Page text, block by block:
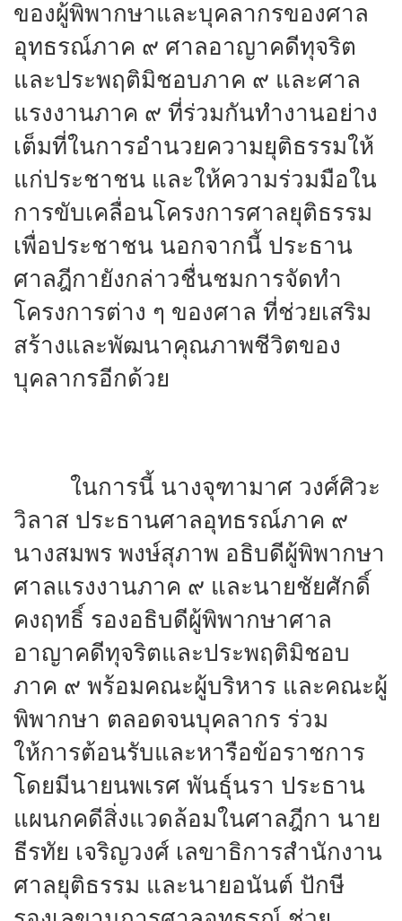
ของผู้พิพากษาและบุคลากรของศาล
อุทธรณ์ภาค ๙ ศาลอาญาคดีทุจริต
และประพฤติมิชอบภาค ๙ และศาล
แรงงานภาค ๙ ที่ร่วมกันทำงานอย่าง
เต็มที่ในการอำนวยความยุติธรรมให้
แก่ประชาชน และให้ความร่วมมือใน
การขับเคลื่อนโครงการศาลยุติธรรม
เพื่อประชาชน นอกจากนี้ ประธาน
ศาลฎีกายังกล่าวชื่นชมการจัดทำ
โครงการต่าง ๆ ของศาล ที่ช่วยเสริม
สร้างและพัฒนาคุณภาพชีวิตของ
บุคลากรอีกด้วย
ในการนี้ นางจุฑามาศ วงศ์ศิวะ
วิลาส ประธานศาลอุทธรณ์ภาค ๙
นางสมพร พงษ์สุภาพ อธิบดีผู้พิพากษา
ศาลแรงงานภาค ๙ และนายชัยศักดิ์
คงฤทธิ์ รองอธิบดีผู้พิพากษาศาล
อาญาคดีทุจริตและประพฤติมิชอบ
ภาค ๙ พร้อมคณะผู้บริหาร และคณะผู้
พิพากษา ตลอดจนบุคลากร ร่วม
ให้การต้อนรับและหารือข้อราชการ
โดยมีนายนพเรศ พันธุ์นรา ประธาน
แผนกคดีสิ่งแวดล้อมในศาลฎีกา นาย
ธีรทัย เจริญวงศ์ เลขาธิการสำนักงาน
ศาลยุติธรรม และนายอนันต์ ปักษี